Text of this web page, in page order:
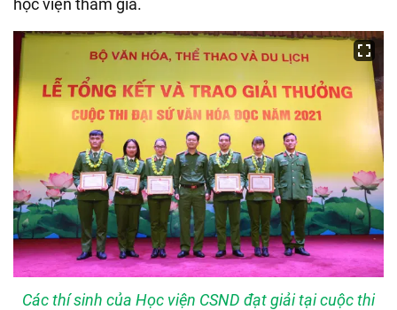
học viện tham gia.
Các thí sinh của Học viện CSND đạt giải tại cuộc thi